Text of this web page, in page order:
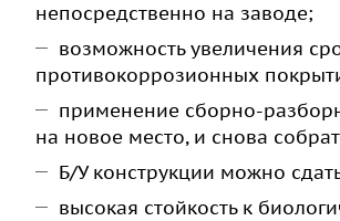
непосредственно на заводе;
возможность увеличения
противокоррозионных
применение сборно-
на новое место, и снова
Б/У конструкции можно
высокая стойкость к